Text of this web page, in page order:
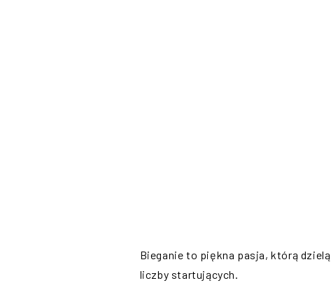
Bieganie to piękna pasja, którą
liczby startujących.